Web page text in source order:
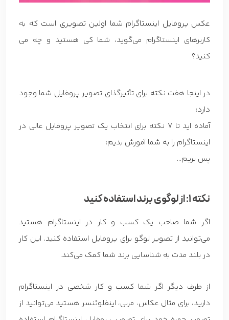
عکس پروفایل اینستاگرام شما اولین تصویری است که به
کاربرهای اینستاگرام می‌گوید، شما کی هستید و چه می
کنید؟
در اینجا هفت نکته برای تأثیرگذای تصویر پروفایل شما وجود
دارد:
آماده اید تا 7 نکته برای انتخاب یک تصویر پروفایل عالی در
اینستاگرام را به شما آموزش بدیم:
پس بریم…
نکته 1: از لوگوی برند استفاده کنید
اگر شما صاحب یک کسب و کار در اینستاگرام هستید
می‌توانید از تصویر لوگو برای پروفایل استفاده کنید. این کار
در بلند مدت به شناسایی برند شما کمک می‌کند.
از طرف دیگر اگر شما کسب و کار شخصی در اینستاگرام
دارید، برای مثال عکاس، مربی، اینفلوئنسر هستید می‌توانید از